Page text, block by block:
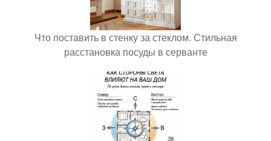
Что поставить в стенку за стеклом. Стильная
расстановка посуды в серванте